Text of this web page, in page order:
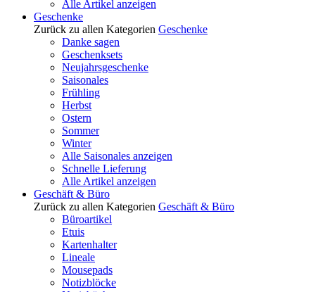
Alle Artikel anzeigen
Geschenke
Zurück zu allen Kategorien Geschenke
Danke sagen
Geschenksets
Neujahrsgeschenke
Saisonales
Frühling
Herbst
Ostern
Sommer
Winter
Alle Saisonales anzeigen
Schnelle Lieferung
Alle Artikel anzeigen
Geschäft & Büro
Zurück zu allen Kategorien Geschäft & Büro
Büroartikel
Etuis
Kartenhalter
Lineale
Mousepads
Notizblöcke